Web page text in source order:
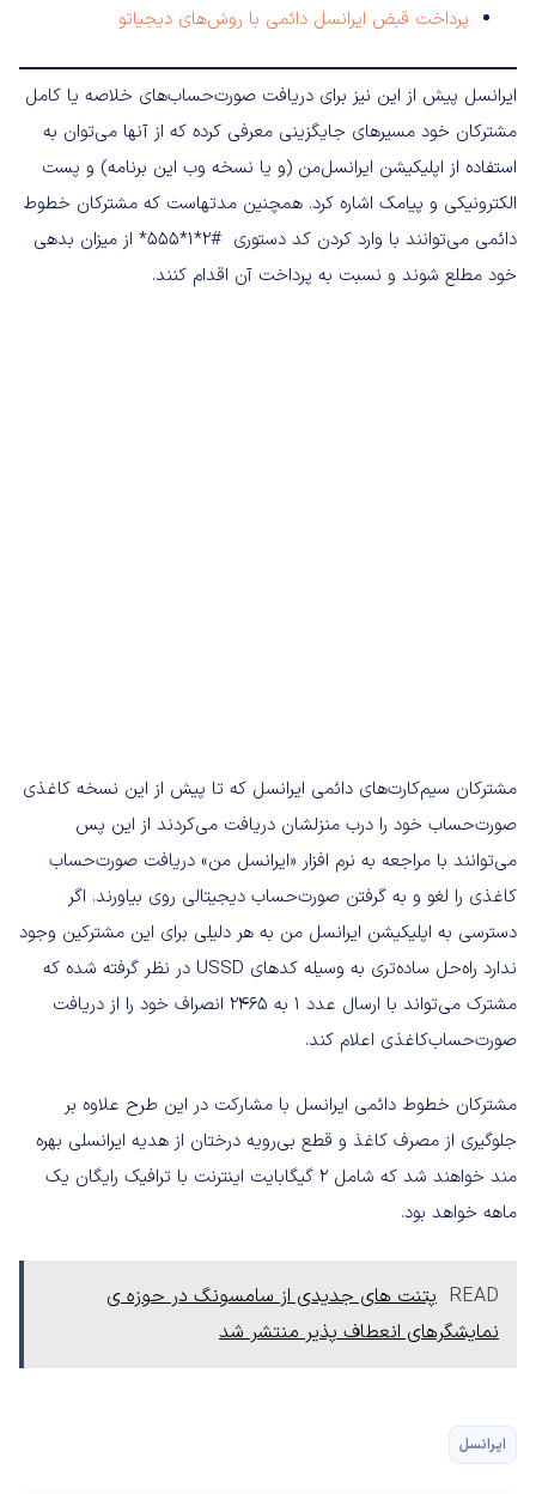
پرداخت قبض ایرانسل دائمی با روش‌‌های دیجیاتو
ایرانسل پیش از این نیز برای دریافت صورت‌حساب‌های خلاصه یا کامل
مشترکان خود مسیرهای جایگزینی معرفی کرده که از آنها می‌توان به
استفاده از اپلیکیشن ایرانسل‌من (و یا نسخه وب این برنامه) و پست
الکترونیکی و پیامک اشاره کرد. همچنین مدتهاست که مشترکان خطوط
دائمی می‌توانند با وارد کردن کد دستوری #2*1*555* از میزان بدهی
خود مطلع شوند و نسبت به پرداخت آن اقدام کنند.
مشترکان سیم‌کارت‌های دائمی ایرانسل که تا پیش از این نسخه‌ کاغذی
صورت‌حساب‌ خود را درب منزلشان دریافت می‌کردند از این پس
می‌توانند با مراجعه به نرم افزار «ایرانسل من» دریافت صورت‌حساب
کاغذی را لغو و به گرفتن صورت‌حساب دیجیتالی روی بیاورند. اگر
دسترسی به اپلیکیشن ایرانسل من به هر دلیلی برای این مشترکین وجود
ندارد راه‌حل ساده‌تری به وسیله‌ کدهای USSD در نظر گرفته شده که
مشترک می‌تواند با ارسال عدد 1 به 2465 انصراف خود را از دریافت
صورت‌حساب‌کاغذی اعلام کند.
مشترکان خطوط دائمی ایرانسل با مشارکت در این طرح علاوه بر
جلوگیری از مصرف کاغذ و قطع بی‌رویه درختان از هدیه ایرانسلی بهره
مند خواهند شد که شامل 2 گیگابایت اینترنت با ترافیک رایگان یک
ماهه خواهد بود.
READ پتنت های جدیدی از سامسونگ در حوزه ی
نمایشگرهای انعطاف پذیر منتشر شد
ایرانسل